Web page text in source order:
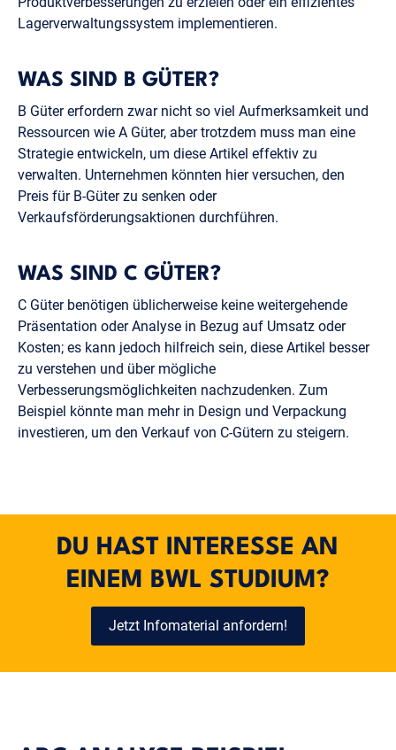
Lagerverwaltungssystem implementieren.
WAS SIND B GÜTER?
B Güter erfordern zwar nicht so viel Aufmerksamkeit und
Ressourcen wie A Güter, aber trotzdem muss man eine
Strategie entwickeln, um diese Artikel effektiv zu
verwalten. Unternehmen könnten hier versuchen, den
Preis für B-Güter zu senken oder
Verkaufsförderungsaktionen durchführen.
WAS SIND C GÜTER?
C Güter benötigen üblicherweise keine weitergehende
Präsentation oder Analyse in Bezug auf Umsatz oder
Kosten; es kann jedoch hilfreich sein, diese Artikel besser
zu verstehen und über mögliche
Verbesserungsmöglichkeiten nachzudenken. Zum
Beispiel könnte man mehr in Design und Verpackung
investieren, um den Verkauf von C-Gütern zu steigern.
DU HAST INTERESSE AN
EINEM BWL STUDIUM?
Jetzt Infomaterial anfordern!